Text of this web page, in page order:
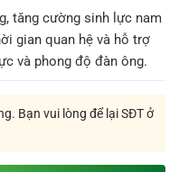
tăng cường sinh lực nam
gian quan hệ và hỗ trợ
và phong độ đàn ông.
Bạn vui lòng để lại SĐT ở